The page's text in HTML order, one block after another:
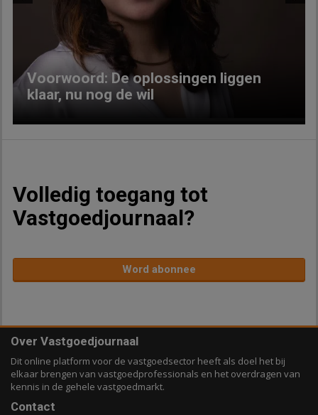
Voorwoord: De oplossingen liggen
klaar, nu nog de wil
Volledig toegang tot
Vastgoedjournaal?
Word abonnee
Over Vastgoedjournaal
Dit online platform voor de vastgoedsector heeft als doel het bij
elkaar brengen van vastgoedprofessionals en het overdragen van
kennis in de gehele vastgoedmarkt.
Contact